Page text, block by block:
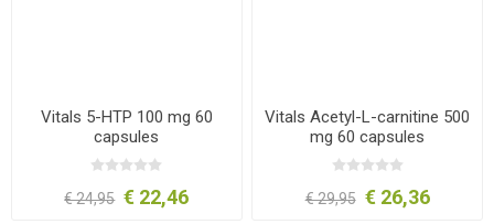
Vitals 5-HTP 100 mg 60
capsules
€ 24,95 € 22,46
Vitals Acetyl-L-carnitine 500
mg 60 capsules
€ 29,95 € 26,36